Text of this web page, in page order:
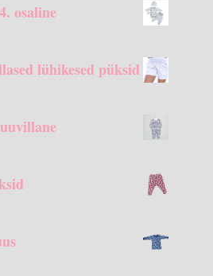
osaline
lühikesed püksid